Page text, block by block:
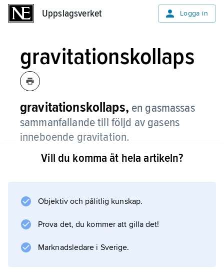
Uppslagsverket Logga in
gravitationskollaps
gravitationskollaps, en gasmassas
sammanfallande till följd av gasens
inneboende gravitation.
Vintergatan och andra galaxer, liksom
inträder när trycket i en gasmassa ej längre
Vill du komma åt hela artikeln?
Objektiv och pålitlig kunskap.
Prova det, du kommer att gilla det!
Marknadsledare i Sverige.